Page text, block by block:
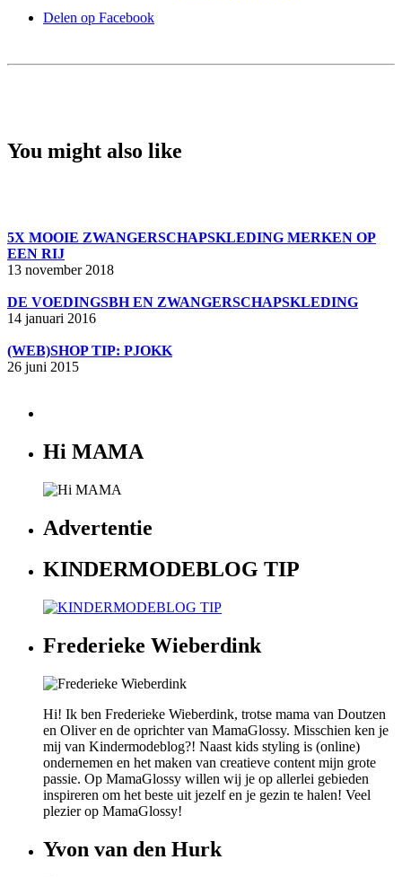
Delen op Facebook
You might also like
5X MOOIE ZWANGERSCHAPSKLEDING MERKEN OP
EEN RIJ
13 november 2018
DE VOEDINGSBH EN ZWANGERSCHAPSKLEDING
14 januari 2016
(WEB)SHOP TIP: PJOKK
26 juni 2015
Hi MAMA
Advertentie
KINDERMODEBLOG TIP
Frederieke Wieberdink
Hi! Ik ben Frederieke Wieberdink, trotse mama van Doutzen
en Oliver en de oprichter van MamaGlossy. Misschien ken je
mij van Kindermodeblog?! Naast kids styling is (online)
ondernemen en het maken van creatieve content mijn grote
passie. Op MamaGlossy willen wij je op allerlei gebieden
inspireren om het beste uit jezelf en je gezin te halen! Veel
plezier op MamaGlossy!
Yvon van den Hurk